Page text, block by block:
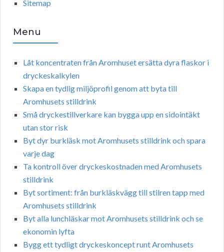
Sitemap
Menu
Låt koncentraten från Aromhuset ersätta dyra flaskor i
dryckeskalkylen
Skapa en tydlig miljöprofil genom att byta till
Aromhusets stilldrink
Små dryckestillverkare kan bygga upp en sidointäkt
utan stor risk
Byt dyr burkläsk mot Aromhusets stilldrink och spara
varje dag
Ta kontroll över dryckeskostnaden med Aromhusets
stilldrink
Byt sortiment: från burkläskvägg till stilren tapp med
Aromhusets stilldrink
Byt alla lunchläskar mot Aromhusets stilldrink och se
ekonomin lyfta
Bygg ett tydligt dryckeskoncept runt Aromhusets